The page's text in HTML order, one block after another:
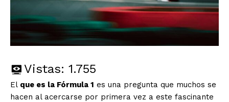
Vistas: 1.755
El que es la Fórmula 1 es una pregunta que muchos se
hacen al acercarse por primera vez a este fascinante